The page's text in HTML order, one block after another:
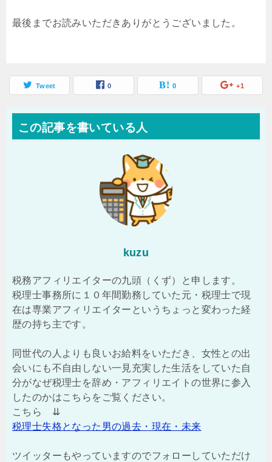
最後までお読みいただきありがとうございました。
Tweet 0 0 +1
この記事を書いている人
kuzu
税務アフィリエイターの九頭（くず）と申します。
税理士事務所に１０年間勤務していた元・税理士で現
在は専業アフィリエイターというちょっと変わった経
歴の持ち主です。
同世代の人よりも良いお給料をいただき、女性との出
会いにも不自由しない一見充実した生活をしていた自
分がなぜ税理士を辞め・アフィリエイトの世界に参入
したのかはこちらをご覧ください。
こちら ⇊
税理士失格となった男の過去・現在・未来
ツイッターもやっていますのでフォローしていただけ